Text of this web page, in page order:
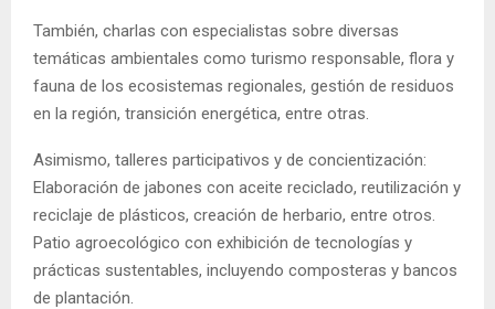
También, charlas con especialistas sobre diversas
temáticas ambientales como turismo responsable, flora y
fauna de los ecosistemas regionales, gestión de residuos
en la región, transición energética, entre otras.
Asimismo, talleres participativos y de concientización:
Elaboración de jabones con aceite reciclado, reutilización y
reciclaje de plásticos, creación de herbario, entre otros.
Patio agroecológico con exhibición de tecnologías y
prácticas sustentables, incluyendo composteras y bancos
de plantación.